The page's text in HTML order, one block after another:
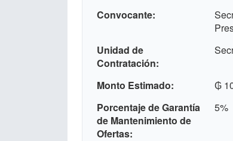
Convocante
Unidad de
Contratación
Monto Estimado
₲
Porcentaje de Garantía
de Mantenimiento de
Ofertas
5%